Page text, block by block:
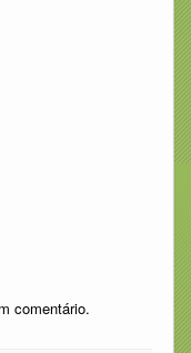
comentário.